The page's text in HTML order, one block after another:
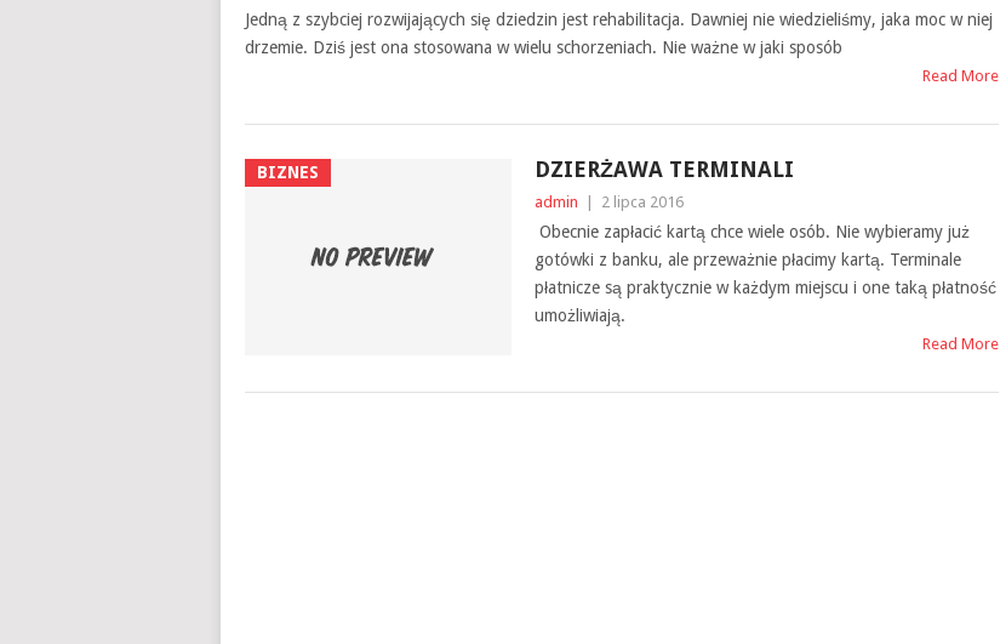
Jedną z szybciej rozwijających się dziedzin jest rehabilitacja. Dawniej nie wiedzieliśmy, jaka moc w niej
drzemie. Dziś jest ona stosowana w wielu schorzeniach. Nie ważne w jaki sposób
Read More
BIZNES DZIERŻAWA TERMINALI
admin 2 lipca 2016
Obecnie zapłacić kartą chce wiele osób. Nie wybieramy już
gotówki z banku, ale przeważnie płacimy kartą. Terminale
płatnicze są praktycznie w każdym miejscu i one taką płatność
umożliwiają.
Read More